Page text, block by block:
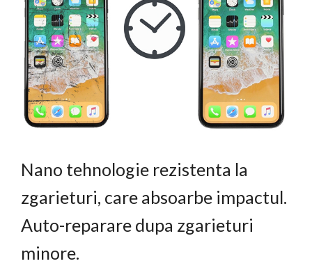
Nano tehnologie rezistenta la
zgarieturi, care absoarbe impactul.
Auto-reparare dupa zgarieturi
minore.